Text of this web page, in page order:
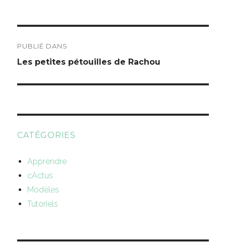
de
PUBLIÉ DANS
Les petites pétouilles de Rachou
CATÉGORIES
Apprendre
cActus
Modèles
Tutoriels